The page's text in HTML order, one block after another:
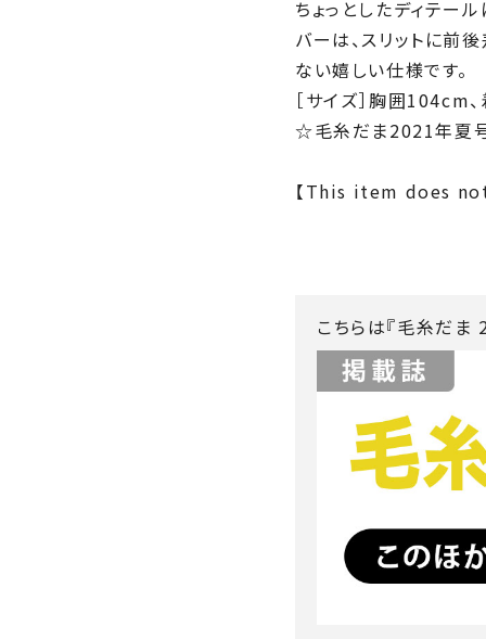
ちょっとしたディテー
バーは、スリットに前
ない嬉しい仕様です。
［サイズ］胸囲104cm
☆毛糸だま2021年
【This item does
こちらは『毛糸だ